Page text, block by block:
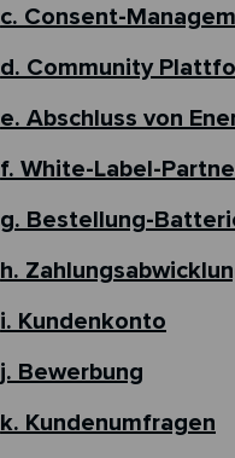
c. Consent-
d. Community
e. Abschluss von
f. White-Label-
g. Bestellung-
h.
i. Kundenkonto
j. Bewerbung
k. Kundenumfragen